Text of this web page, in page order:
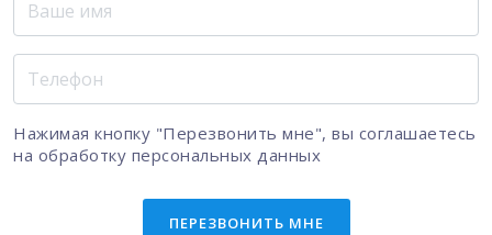
Нажимая кнопку "Перезвонить мне", вы соглашаетесь
на обработку персональных данных
ПЕРЕЗВОНИТЬ МНЕ